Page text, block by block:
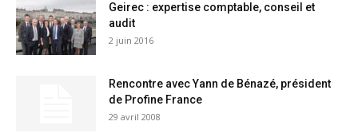
Geirec : expertise comptable, conseil et
audit
2 juin 2016
Rencontre avec Yann de Bénazé, président
de Profine France
29 avril 2008